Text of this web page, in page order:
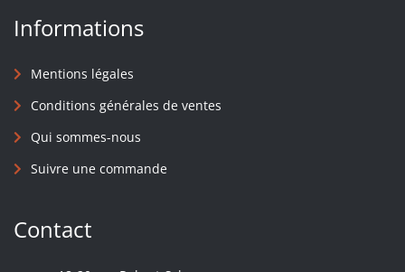
Informations
Mentions légales
Conditions générales de ventes
Qui sommes-nous
Suivre une commande
Contact